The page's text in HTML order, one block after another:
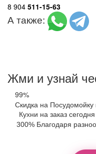
8 904 511-15-63
А также:
Жми и узнай
99%
Скидка на Посудомойку
Кухни на заказ
300% Благодаря